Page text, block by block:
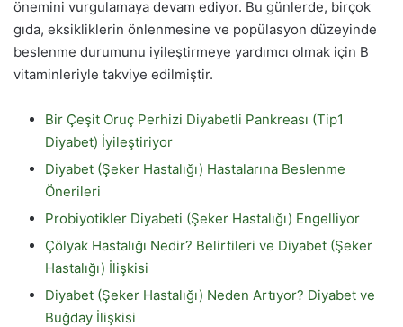
önemini vurgulamaya devam ediyor. Bu günlerde, birçok
gıda, eksikliklerin önlenmesine ve popülasyon düzeyinde
beslenme durumunu iyileştirmeye yardımcı olmak için B
vitaminleriyle takviye edilmiştir.
Bir Çeşit Oruç Perhizi Diyabetli Pankreası (Tip1
Diyabet) İyileştiriyor
Diyabet (Şeker Hastalığı) Hastalarına Beslenme
Önerileri
Probiyotikler Diyabeti (Şeker Hastalığı) Engelliyor
Çölyak Hastalığı Nedir? Belirtileri ve Diyabet (Şeker
Hastalığı) İlişkisi
Diyabet (Şeker Hastalığı) Neden Artıyor? Diyabet ve
Buğday İlişkisi